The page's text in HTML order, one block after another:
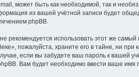
может быть как необходимой, так и
из вашей учётной записи будет
phpBB.
использовать этот же самый
пожалуйста, храните его в тайне, ни при
если вы забудете ваш пароль к вашей
Вам будет необходимо ввести ваше имя